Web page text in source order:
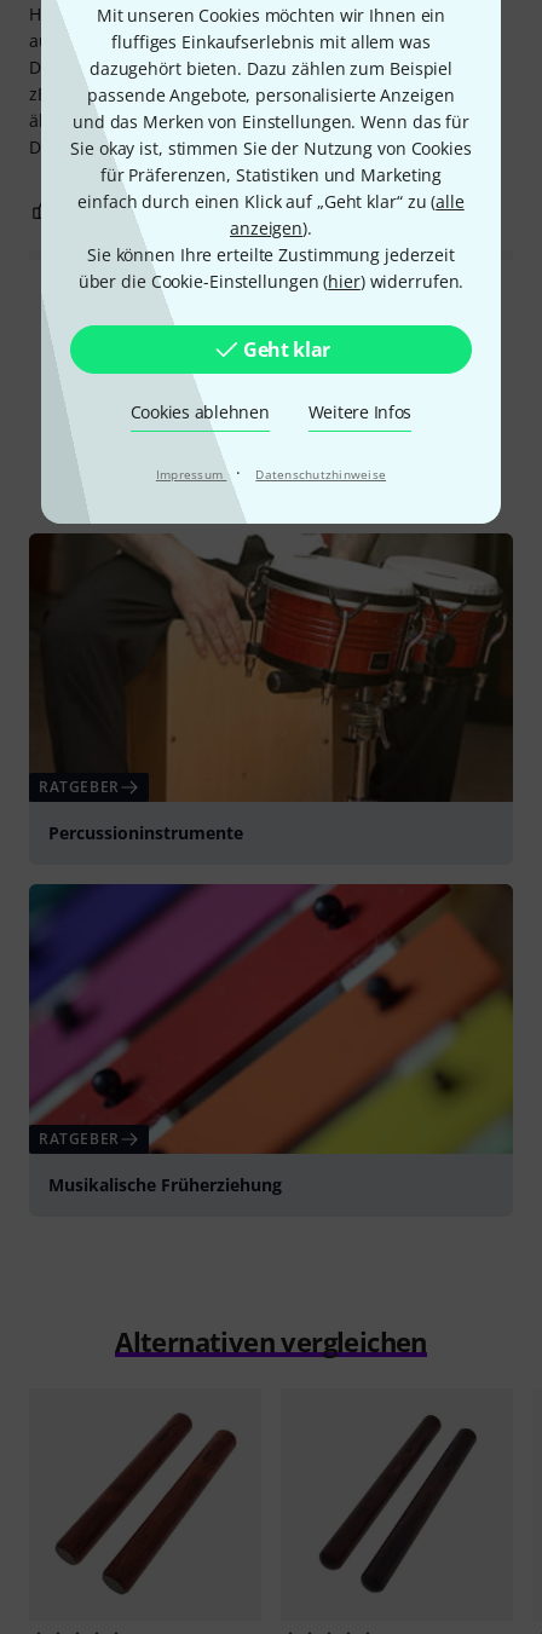
Mit unseren Cookies möchten wir Ihnen ein
fluffiges Einkaufserlebnis mit allem was
dazugehört bieten. Dazu zählen zum Beispiel
passende Angebote, personalisierte Anzeigen
und das Merken von Einstellungen. Wenn das für
Sie okay ist, stimmen Sie der Nutzung von Cookies
für Präferenzen, Statistiken und Marketing
einfach durch einen Klick auf „Geht klar“ zu (alle
anzeigen).
Sie können Ihre erteilte Zustimmung jederzeit
über die Cookie-Einstellungen (hier) widerrufen.
Geht klar
Cookies ablehnen Weitere Infos
Impressum · Datenschutzhinweise
Habe mir vor einem halben Jahr diese Claves gekauft und
auch regelmäßig im Studio im Einsatz.
Das Material ist sehr solide und man hat selbst wenn man
zB mit Drumsticks darauf spielt keine Macken oder
ähnliches im Holz.
Der Klang ist auch sehr angenehm.
0 BEWERTUNG MELDEN
Alle Bewertungen lesen
Schon gewusst?
Alle Ratgeber
RATGEBER
Percussioninstrumente
RATGEBER
Musikalische Früherziehung
Alternativen vergleichen